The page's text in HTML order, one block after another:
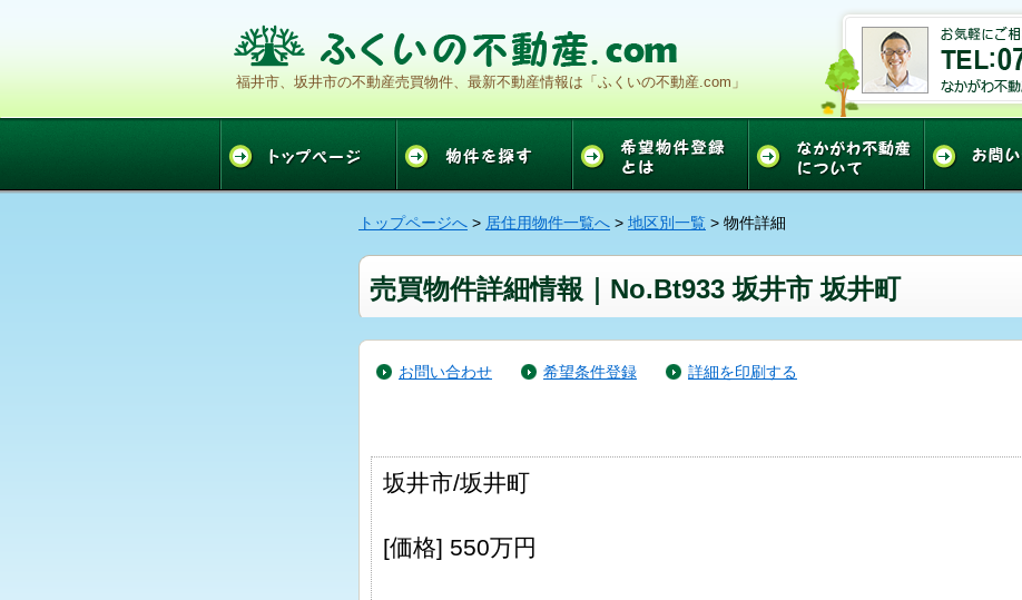
福井市、坂井市の不動産売買物件、最新不動産情報は「ふくいの不動産.com」
トップページへ > 居住用物件一覧へ > 地区別一覧 > 物件詳細
売買物件詳細情報｜No.Bt933 坂井市 坂井町
お問い合わせ 希望条件登録 詳細を印刷する
坂井市/坂井町
[価格] 550万円